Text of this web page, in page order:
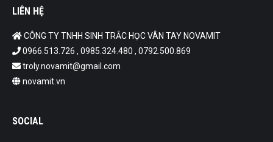
LIÊN HỆ
CÔNG TY TNHH SINH TRẮC HỌC VÂN TAY NOVAMIT
0966.513.726 , 0985.324.480 , 0792.500.869
troly.novamit@gmail.com
novamit.vn
SOCIAL